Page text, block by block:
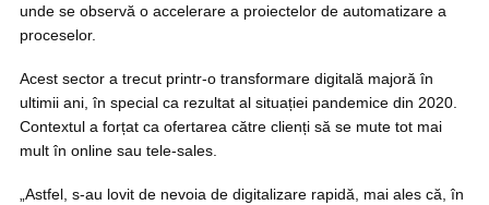
unde se observă o accelerare a proiectelor de automatizare a
proceselor.
Acest sector a trecut printr-o transformare digitală majoră în
ultimii ani, în special ca rezultat al situației pandemice din 2020.
Contextul a forțat ca ofertarea către clienți să se mute tot mai
mult în online sau tele-sales.
„Astfel, s-au lovit de nevoia de digitalizare rapidă, mai ales că, în